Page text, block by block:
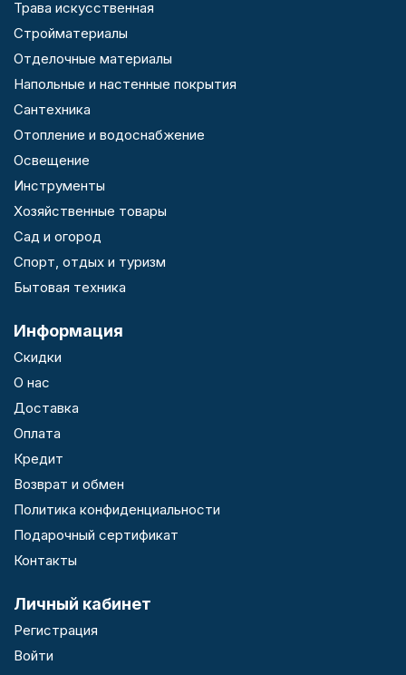
Трава искусственная
Стройматериалы
Отделочные материалы
Напольные и настенные покрытия
Сантехника
Отопление и водоснабжение
Освещение
Инструменты
Хозяйственные товары
Сад и огород
Спорт, отдых и туризм
Бытовая техника
Информация
Скидки
О нас
Доставка
Оплата
Кредит
Возврат и обмен
Политика конфиденциальности
Подарочный сертификат
Контакты
Личный кабинет
Регистрация
Войти